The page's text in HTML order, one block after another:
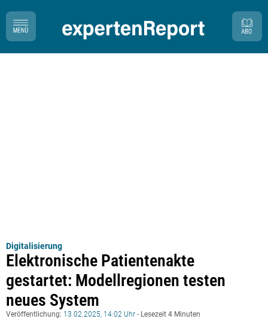
Digitalisierung
Elektronische Patientenakte
gestartet: Modellregionen testen
neues System
Veröffentlichung: 13.02.2025, 14:02 Uhr - Lesezeit 4 Minuten